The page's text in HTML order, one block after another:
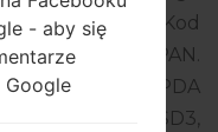
SCV36. Kod
to KDI z JAPAN.
z wersją PDA
SCV36KDI1CSD3,
- aby się
Google